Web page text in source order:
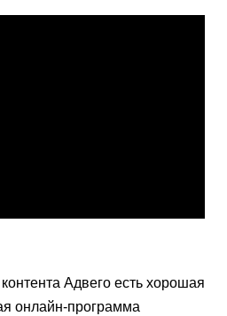
Адвего есть хорошая
онлайн-программа